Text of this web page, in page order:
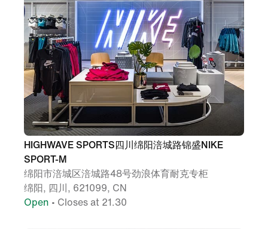
HIGHWAVE SPORTS四川绵阳涪城路锦盛NIKE
SPORT-M
绵阳市涪城区涪城路48号劲浪体育耐克专柜
绵阳, 四川, 621099, CN
Open • Closes at 21.30